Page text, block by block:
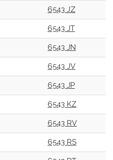
6543 JZ
6543 JT
6543 JN
6543 JV
6543 JP
6543 KZ
6543 RV
6543 RS